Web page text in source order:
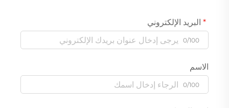
البريد الإلكتروني
0/100
الاسم
0/100